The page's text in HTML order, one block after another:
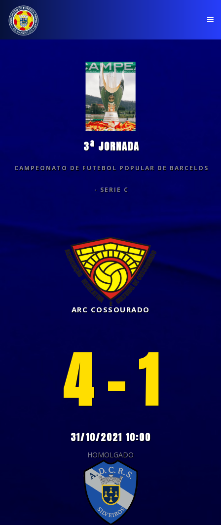
CLUBES
3ª JORNADA
CAMPEONATO DE FUTEBOL POPULAR DE BARCELOS
- SERIE C
ARC COSSOURADO
4 - 1
31/10/2021 10:00
HOMOLGADO